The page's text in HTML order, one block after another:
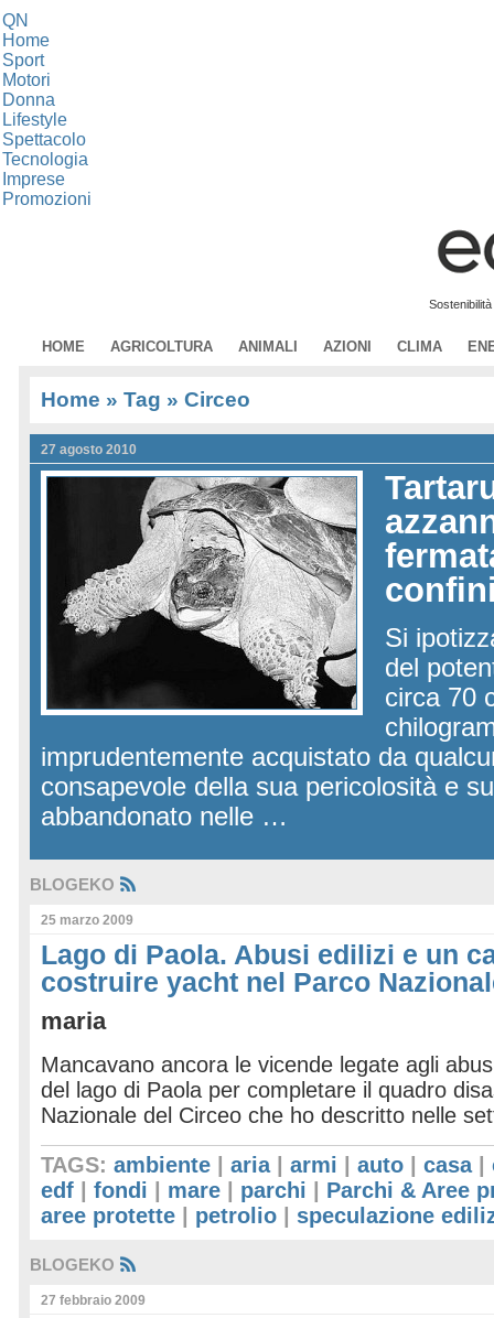
QN
Home
Sport
Motori
Donna
Lifestyle
Spettacolo
Tecnologia
Imprese
Promozioni
HOME AGRICOLTURA ANIMALI AZIONI CLIMA
Home » Tag » Circeo
27 agosto 2010
Si
del
circa 70
imprudentemente acquistato da
consapevole della sua pericolosità e
abbandonato nelle …
BLOGEKO
25 marzo 2009
Lago di Paola. Abusi edilizi e un
costruire yacht nel Parco
maria
Mancavano ancora le vicende legate agli
del lago di Paola per completare il quadro
Nazionale del Circeo che ho descritto nelle
TAGS: ambiente aria| armi auto casa|
edf
fondi mare parchi
Parchi & Aree
aree protette
petrolio speculazione
BLOGEKO
27 febbraio 2009